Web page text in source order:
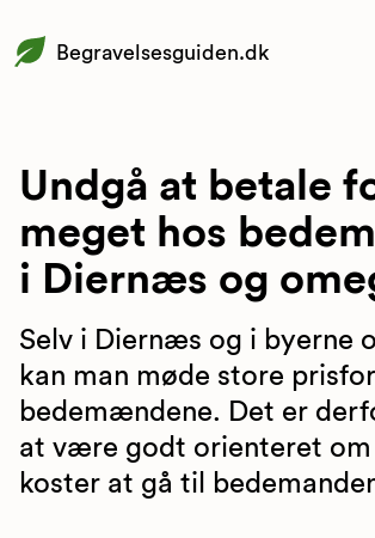
Begravelsesguiden.dk
Undgå at betale
meget hos
i Diernæs og
Selv i Diernæs og i byerne
kan man møde store
bedemændene. Det er
at være godt orienteret om
koster at gå til